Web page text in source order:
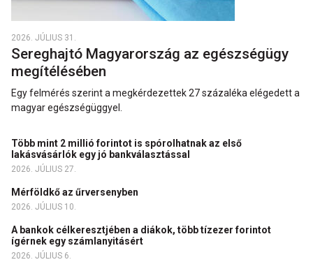
2026. JÚLIUS 31.
Sereghajtó Magyarország az egészségügy
megítélésében
Egy felmérés szerint a megkérdezettek 27 százaléka elégedett a
magyar egészségüggyel.
Több mint 2 millió forintot is spórolhatnak az első
lakásvásárlók egy jó bankválasztással
2026. JÚLIUS 27.
Mérföldkő az űrversenyben
2026. JÚLIUS 10.
A bankok célkeresztjében a diákok, több tízezer forintot
ígérnek egy számlanyitásért
2026. JÚLIUS 6.